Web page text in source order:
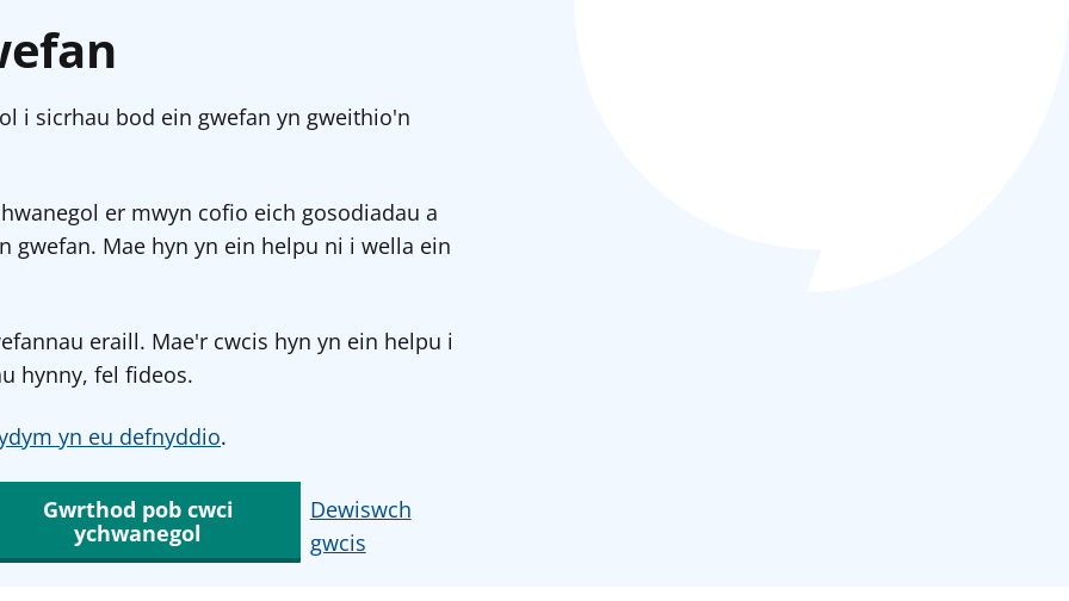
i sicrhau bod ein gwefan yn gweithio'n
er mwyn cofio eich gosodiadau a
gwefan. Mae hyn yn ein helpu ni i wella ein
eraill. Mae'r cwcis hyn yn ein helpu i
hynny, fel fideos.
yn eu defnyddio.
Gwrthod pob cwci
ychwanegol
Dewiswch
gwcis